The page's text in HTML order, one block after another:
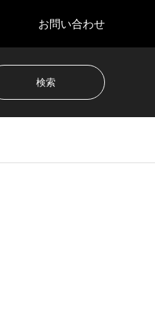
お問い合わせ